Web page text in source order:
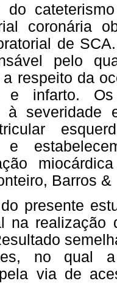
do
coronária
de
pelo
respeito da
e infarto. Os
à severidade
e
Barros
presente
na realização
no qual
via de